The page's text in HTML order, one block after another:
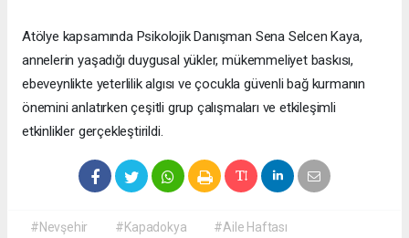
Atölye kapsamında Psikolojik Danışman Sena Selcen Kaya,
annelerin yaşadığı duygusal yükler, mükemmeliyet baskısı,
ebeveynlikte yeterlilik algısı ve çocukla güvenli bağ kurmanın
önemini anlatırken çeşitli grup çalışmaları ve etkileşimli
etkinlikler gerçekleştirildi.
#Nevşehir #Kapadokya
#Aile Haftası